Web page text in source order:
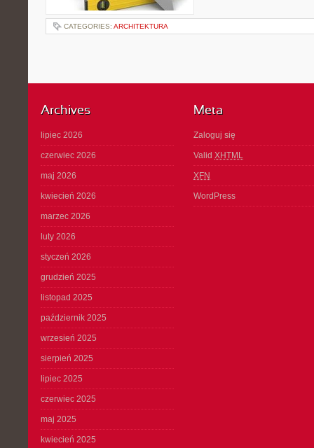
CATEGORIES: ARCHITEKTURA
Archives
lipiec 2026
czerwiec 2026
maj 2026
kwiecień 2026
marzec 2026
luty 2026
styczeń 2026
grudzień 2025
listopad 2025
październik 2025
wrzesień 2025
sierpień 2025
lipiec 2025
czerwiec 2025
maj 2025
kwiecień 2025
Meta
Zaloguj się
Valid XHTML
XFN
WordPress